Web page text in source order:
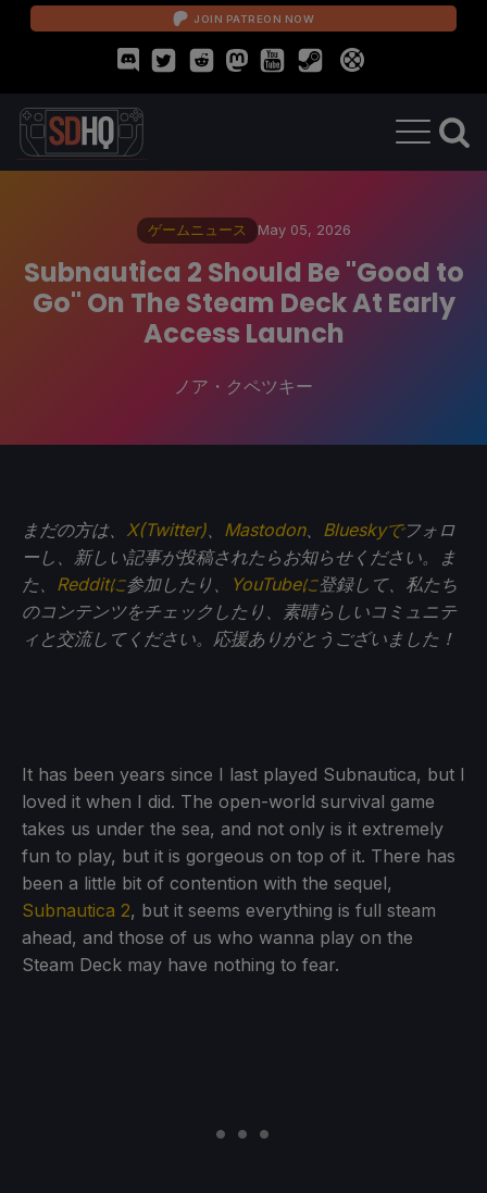
JOIN PATREON NOW
ゲームニュース May 05, 2026
Subnautica 2 Should Be "Good to
Go" On The Steam Deck At Early
Access Launch
ノア・クペツキー
まだの方は、 X(Twitter) Mastodon、 Blueskyでフォロ
ーし、新しい記事が投稿されたらお知らせください。ま
た、 Redditに参加したり、 YouTubeに登録して、私たち
のコンテンツをチェックしたり、素晴らしいコミュニテ
ィと交流してください。応援ありがとうございました！
It has been years since I last played Subnautica, but I
loved it when I did. The open-world survival game
takes us under the sea, and not only is it extremely
fun to play, but it is gorgeous on top of it. There has
been a little bit of contention with the sequel,
Subnautica 2, but it seems everything is full steam
ahead, and those of us who wanna play on the
Steam Deck may have nothing to fear.